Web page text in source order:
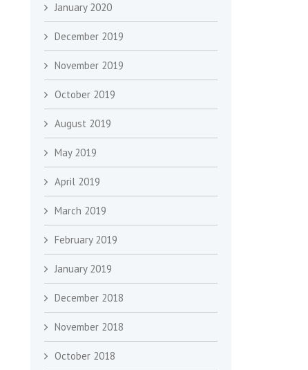
January 2020
December 2019
November 2019
October 2019
August 2019
May 2019
April 2019
March 2019
February 2019
January 2019
December 2018
November 2018
October 2018